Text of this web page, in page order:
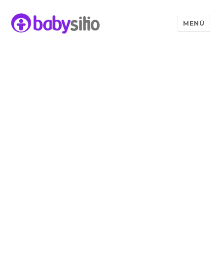
MENÚ